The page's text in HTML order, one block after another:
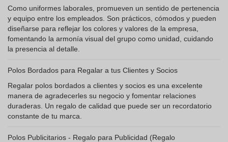
Como uniformes laborales, promueven un sentido de pertenencia
y equipo entre los empleados. Son prácticos, cómodos y pueden
diseñarse para reflejar los colores y valores de la empresa,
fomentando la armonía visual del grupo como unidad, cuidando
la presencia al detalle.
Polos Bordados para Regalar a tus Clientes y Socios
Regalar polos bordados a clientes y socios es una excelente
manera de agradecerles su negocio y fomentar relaciones
duraderas. Un regalo de calidad que puede ser un recordatorio
constante de tu marca.
Polos Publicitarios - Regalo para Publicidad (Regalo